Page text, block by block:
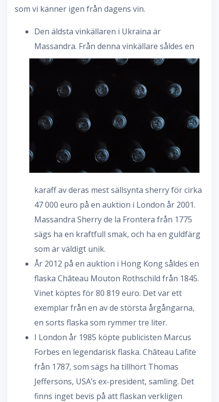
som vi känner igen från dagens vin.
Den äldsta vinkällaren i Ukraina är
Massandra. Från denna vinkällare såldes en
karaff av deras mest sällsynta sherry för cirka
47 000 euro på en auktion i London år 2001.
Massandra Sherry de la Frontera från 1775
sägs ha en kraftfull smak, och ha en guldfärg
som är väldigt unik.
År 2012 på en auktion i Hong Kong såldes en
flaska Château Mouton Rothschild från 1845.
Vinet köptes för 80 819 euro. Det var ett
exemplar från en av de största årgångarna,
en sorts flaska som rymmer tre liter.
I London år 1985 köpte publicisten Marcus
Forbes en legendarisk flaska. Château Lafite
från 1787, som sägs ha tillhört Thomas
Jeffersons, USA’s ex-president, samling. Det
finns inget bevis på att flaskan verkligen